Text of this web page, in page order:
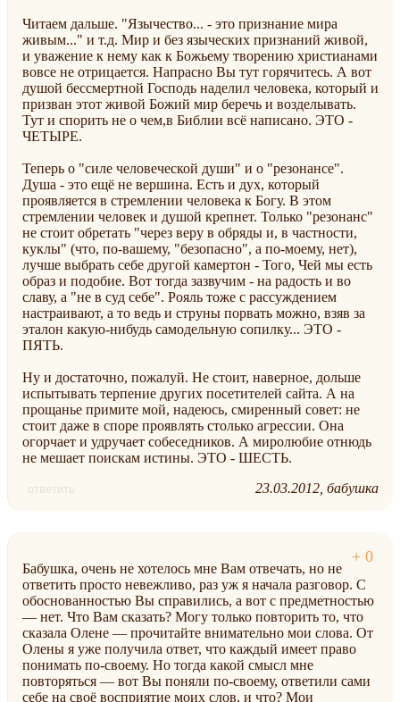
Читаем дальше. "Язычество... - это признание мира
живым..." и т.д. Мир и без языческих признаний живой,
и уважение к нему как к Божьему творению христианами
вовсе не отрицается. Напрасно Вы тут горячитесь. А вот
душой бессмертной Господь наделил человека, который и
призван этот живой Божий мир беречь и возделывать.
Тут и спорить не о чем,в Библии всё написано. ЭТО -
ЧЕТЫРЕ.
Теперь о "силе человеческой души" и о "резонансе".
Душа - это ещё не вершина. Есть и дух, который
проявляется в стремлении человека к Богу. В этом
стремлении человек и душой крепнет. Только "резонанс"
не стоит обретать "через веру в обряды и, в частности,
куклы" (что, по-вашему, "безопасно", а по-моему, нет),
лучше выбрать себе другой камертон - Того, Чей мы есть
образ и подобие. Вот тогда зазвучим - на радость и во
славу, а "не в суд себе". Рояль тоже с рассуждением
настраивают, а то ведь и струны порвать можно, взяв за
эталон какую-нибудь самодельную сопилку... ЭТО -
ПЯТЬ.
Ну и достаточно, пожалуй. Не стоит, наверное, дольше
испытывать терпение других посетителей сайта. А на
прощанье примите мой, надеюсь, смиренный совет: не
стоит даже в споре проявлять столько агрессии. Она
огорчает и удручает собеседников. А миролюбие отнюдь
не мешает поискам истины. ЭТО - ШЕСТЬ.
ответить 23.03.2012 бабушка
Бабушка, очень не хотелось мне Вам отвечать, но не
ответить просто невежливо, раз уж я начала разговор. С
обоснованностью Вы справились, а вот с предметностью
— нет. Что Вам сказать? Могу только повторить то, что
сказала Олене — прочитайте внимательно мои слова. От
Олены я уже получила ответ, что каждый имеет право
понимать по-своему. Но тогда какой смысл мне
повторяться — вот Вы поняли по-своему, ответили сами
себе на своё восприятие моих слов, и что? Мои